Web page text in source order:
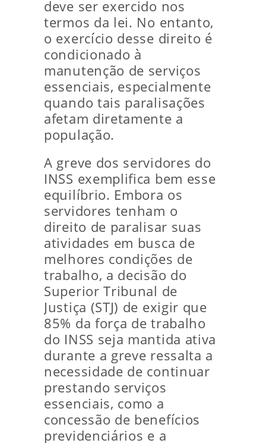
deve ser exercido nos
termos da lei. No entanto,
o exercício desse direito é
condicionado à
manutenção de serviços
essenciais, especialmente
quando tais paralisações
afetam diretamente a
população.
A greve dos servidores do
INSS exemplifica bem esse
equilíbrio. Embora os
servidores tenham o
direito de paralisar suas
atividades em busca de
melhores condições de
trabalho, a decisão do
Superior Tribunal de
Justiça (STJ) de exigir que
85% da força de trabalho
do INSS seja mantida ativa
durante a greve ressalta a
necessidade de continuar
prestando serviços
essenciais, como a
concessão de benefícios
previdenciários e a